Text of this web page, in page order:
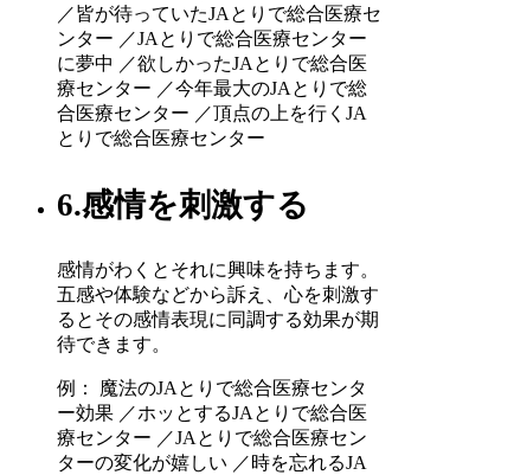
／皆が待っていたJAとりで総合医療セ
ンター ／JAとりで総合医療センター
に夢中 ／欲しかったJAとりで総合医
療センター ／今年最大のJAとりで総
合医療センター ／頂点の上を行くJA
とりで総合医療センター
6.感情を刺激する
感情がわくとそれに興味を持ちます。
五感や体験などから訴え、心を刺激す
るとその感情表現に同調する効果が期
待できます。
例： 魔法のJAとりで総合医療センタ
ー効果 ／ホッとするJAとりで総合医
療センター ／JAとりで総合医療セン
ターの変化が嬉しい ／時を忘れるJA